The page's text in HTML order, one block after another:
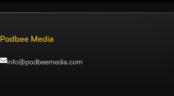
Podbee Media
info@podbeemedia.com